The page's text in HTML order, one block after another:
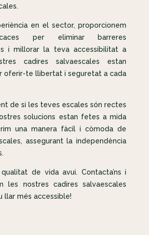
en el sector, proporcionem
per eliminar barreres
i millorar la teva accessibilitat a
cadires salvaescales estan
oferir-te llibertat i seguretat a cada
de si les teves escales són rectes
solucions estan fetes a mida
una manera fàcil i còmoda de
assegurant la independència
de vida avui. Contacta’ns i
les nostres cadires salvaescales
llar més accessible!